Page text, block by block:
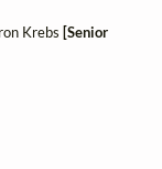
Krebs [Senior